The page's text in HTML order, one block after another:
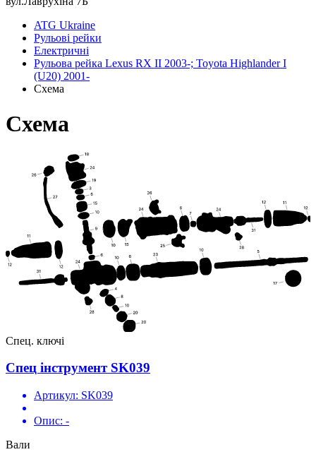
ATG Ukraine
Рульові рейки
Електричні
Рульова рейка Lexus RX II 2003-; Toyota Highlander I
(U20) 2001-
Схема
Схема
Спец. ключі
Спец інструмент SK039
Артикул: SK039
Опис: -
Вали